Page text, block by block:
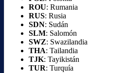
ROU: Rumania
RUS: Rusia
SDN: Sudán
SLM: Salomón
SWZ: Swazilandia
THA: Tailandia
TJK: Tayikistán
TUR: Turquía